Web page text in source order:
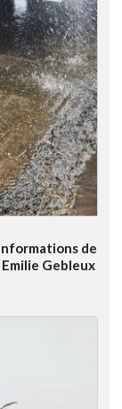
de
Gebleux